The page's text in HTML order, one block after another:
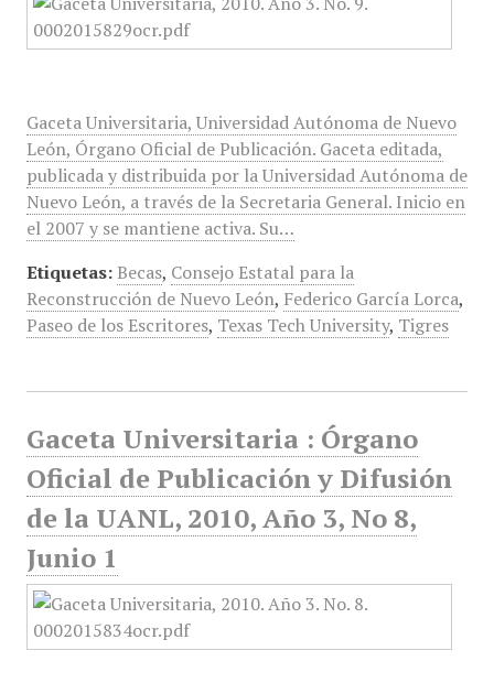
Gaceta Universitaria, Universidad Autónoma de Nuevo
León, Órgano Oficial de Publicación. Gaceta editada,
publicada y distribuida por la Universidad Autónoma de
Nuevo León, a través de la Secretaria General. Inicio en
el 2007 y se mantiene activa. Su…
Etiquetas: Becas, Consejo Estatal para la
Reconstrucción de Nuevo León, Federico García Lorca,
Paseo de los Escritores, Texas Tech University, Tigres
Gaceta Universitaria : Órgano
Oficial de Publicación y Difusión
de la UANL, 2010, Año 3, No 8,
Junio 1